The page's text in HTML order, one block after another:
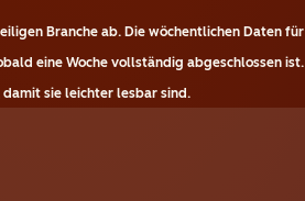
Branche ab. Die wöchentlichen Daten für
eine Woche vollständig abgeschlossen ist.
sie leichter lesbar sind.